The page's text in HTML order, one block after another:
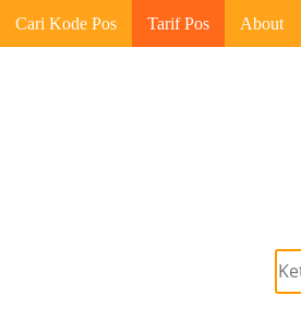
Cari Kode Pos Tarif Pos About